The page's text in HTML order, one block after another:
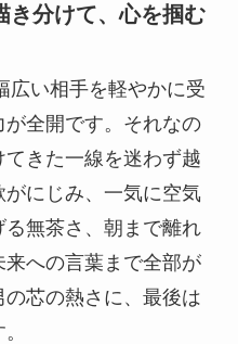
き分けて、心を掴む
広い相手を軽やかに受
全開です。それなの
きた一線を迷わず越
にじみ、一気に空気
無茶さ、朝まで離れ
への言葉まで全部が
芯の熱さに、最後は